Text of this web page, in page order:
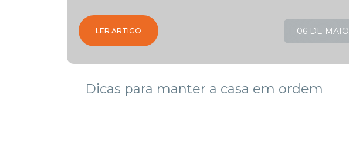
LER ARTIGO 06 DE MAIO
Dicas para manter a casa em ordem